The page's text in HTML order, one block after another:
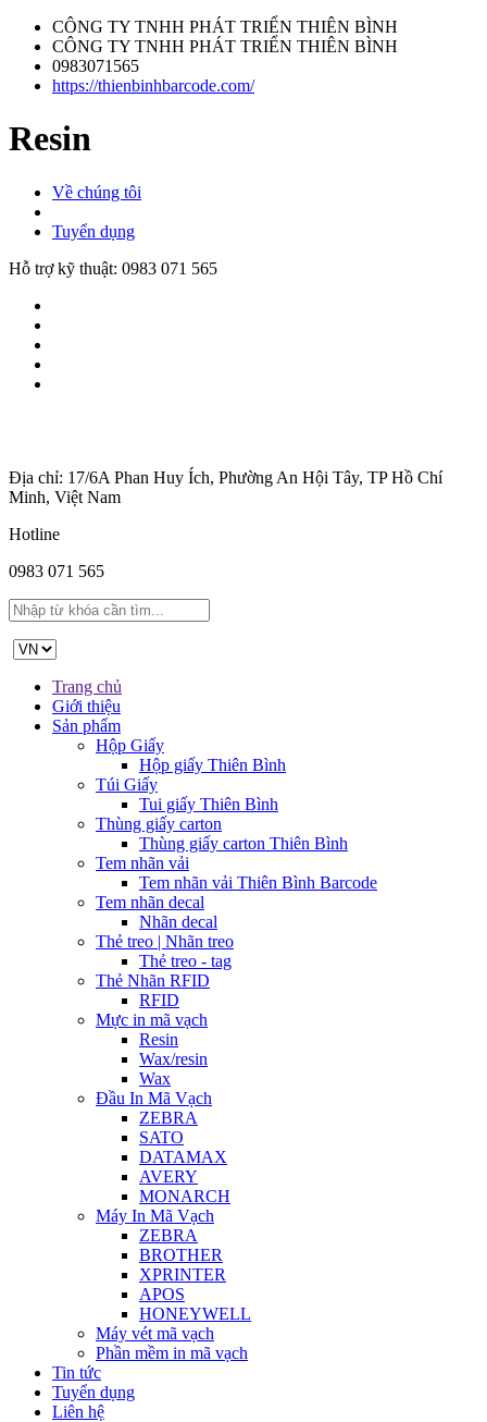
CÔNG TY TNHH PHÁT TRIỂN THIÊN BÌNH
CÔNG TY TNHH PHÁT TRIỂN THIÊN BÌNH
0983071565
https://thienbinhbarcode.com/
Resin
Về chúng tôi
Tuyển dụng
Hỗ trợ kỹ thuật: 0983 071 565
Địa chỉ: 17/6A Phan Huy Ích, Phường An Hội Tây, TP Hồ Chí
Minh, Việt Nam
Hotline
0983 071 565
Trang chủ
Giới thiệu
Sản phẩm
Hộp Giấy
Hộp giấy Thiên Bình
Túi Giấy
Tui giấy Thiên Bình
Thùng giấy carton
Thùng giấy carton Thiên Bình
Tem nhãn vải
Tem nhãn vải Thiên Bình Barcode
Tem nhãn decal
Nhãn decal
Thẻ treo | Nhãn treo
Thẻ treo - tag
Thẻ Nhãn RFID
RFID
Mực in mã vạch
Resin
Wax/resin
Wax
Đầu In Mã Vạch
ZEBRA
SATO
DATAMAX
AVERY
MONARCH
Máy In Mã Vạch
ZEBRA
BROTHER
XPRINTER
APOS
HONEYWELL
Máy vét mã vạch
Phần mềm in mã vạch
Tin tức
Tuyển dụng
Liên hệ